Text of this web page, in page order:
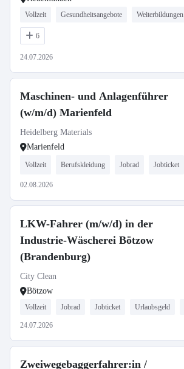
Vollzeit Gesundheitsangebote Weiterbildungen
6
24.07.2026
Maschinen- und Anlagenführer
(w/m/d) Marienfeld
Heidelberg Materials
Marienfeld
Vollzeit Berufskleidung Jobrad Jobticket
02.08.2026
LKW-Fahrer (m/w/d) in der
Industrie-Wäscherei Bötzow
(Brandenburg)
City Clean
Bötzow
Vollzeit Jobrad Jobticket Urlaubsgeld
24.07.2026
Zweiwegebaggerfahrer:in /